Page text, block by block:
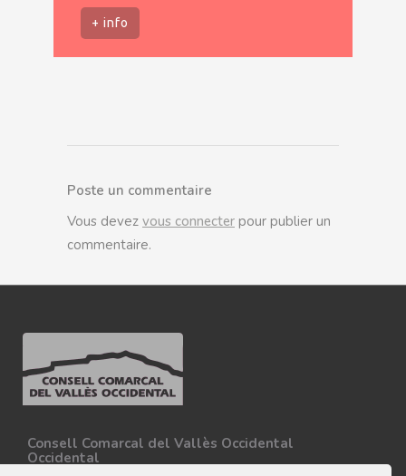
+ info
Poste un commentaire
Vous devez vous connecter pour publier un
commentaire.
Consell Comarcal del Vallès Occidental
Occidental